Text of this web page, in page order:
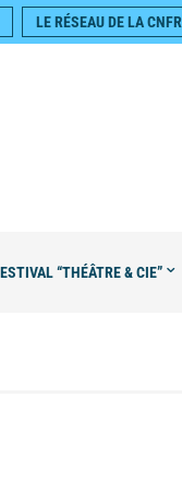
LE RÉSEAU DE LA CNFR
“THÉÂTRE & CIE”